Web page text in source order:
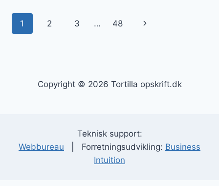
HUMMUS
Side
1 2 3 … 48
Næste
Copyright © 2026 Tortilla opskrift.dk
Teknisk support:
Webbureau | Forretningsudvikling: Business
Intuition